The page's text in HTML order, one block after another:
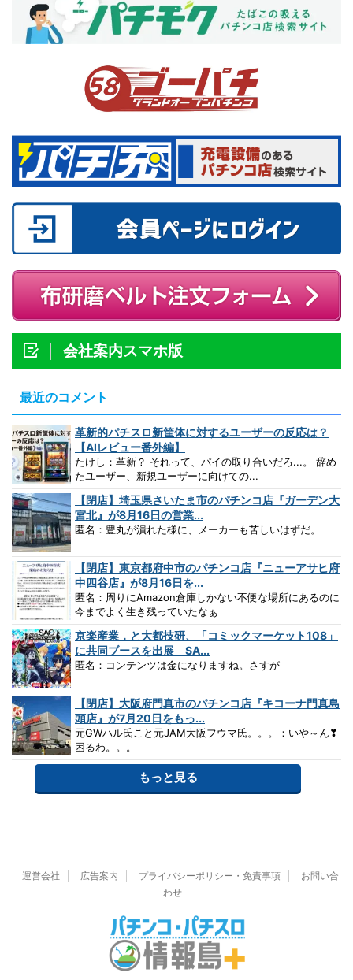
会社案内スマホ版
最近のコメント
革新的パチスロ新筐体に対するユーザーの反応は？
【AIレビュー番外編】
たけし：革新？ それって、パイの取り合いだろ...。 辞め
たユーザー、新規ユーザーに向けての...
【閉店】埼玉県さいたま市のパチンコ店『ガーデン大
宮北』が8月16日の営業...
匿名：豊丸が潰れた様に、メーカーも苦しいはずだ。
【閉店】東京都府中市のパチンコ店『ニューアサヒ府
中四谷店』が8月16日を...
匿名：周りにAmazon倉庫しかない不便な場所にあるのに
今までよく生き残っていたなぁ
京楽産業．と大都技研、「コミックマーケット108」
に共同ブースを出展 SA...
匿名：コンテンツは金になりますね。さすが
【閉店】大阪府門真市のパチンコ店『キコーナ門真島
頭店』が7月20日をもっ...
元GWハル氏こと元JAM大阪フウマ氏。。。：いや～ん❣
困るわ。。。
もっと見る
運営会社 広告案内 プライバシーポリシー・免責事項
お問い合
わせ